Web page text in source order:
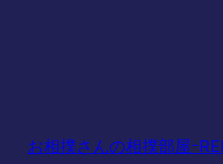
お相撲さんの相撲部屋ｰ